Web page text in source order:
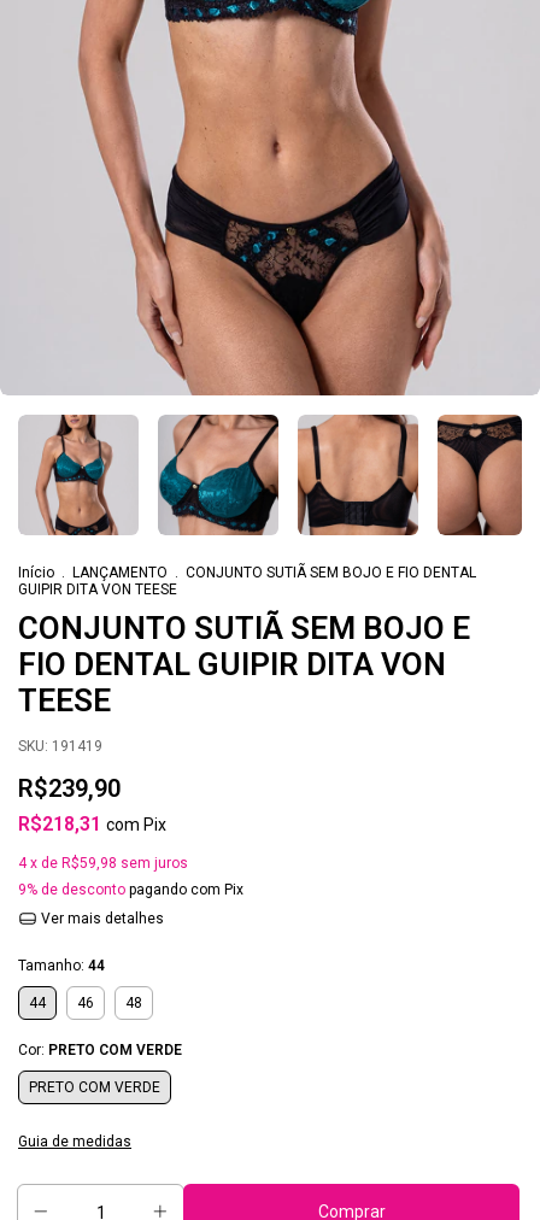
Início . LANÇAMENTO . CONJUNTO SUTIÃ SEM BOJO E FIO DENTAL
GUIPIR DITA VON TEESE
CONJUNTO SUTIÃ SEM BOJO E
FIO DENTAL GUIPIR DITA VON
TEESE
SKU: 191419
R$239,90
R$218,31 com Pix
4 x de R$59,98 sem juros
9% de desconto pagando com Pix
Ver mais detalhes
Tamanho: 44
44 46 48
Cor: PRETO COM VERDE
PRETO COM VERDE
Guia de medidas